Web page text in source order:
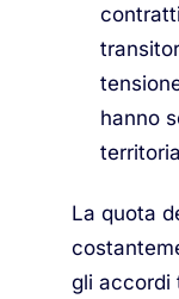
hanno
La quota
gli accordi